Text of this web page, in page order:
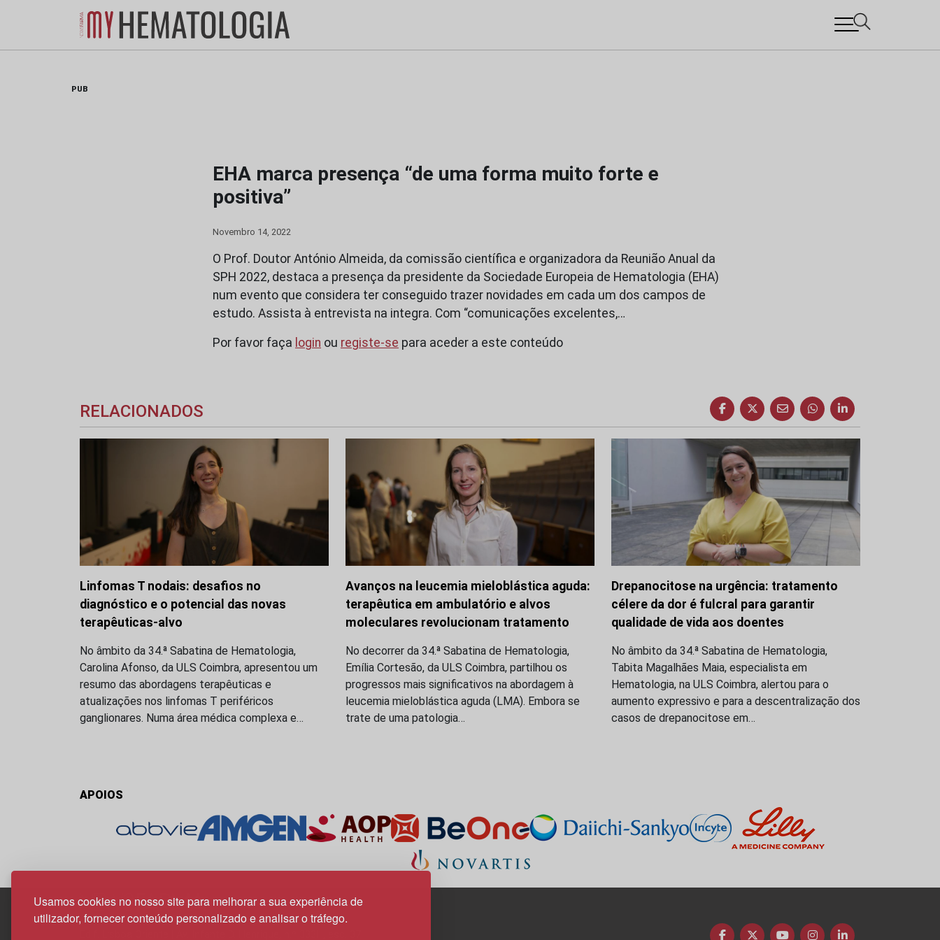
Usamos cookies no nosso site para melhorar a sua experiência de
utilizador, fornecer conteúdo personalizado e analisar o tráfego.
PUB
EHA marca presença “de uma forma muito forte e
positiva”
Novembro 14, 2022
O Prof. Doutor António Almeida, da comissão científica e organizadora da Reunião Anual da
SPH 2022, destaca a presença da presidente da Sociedade Europeia de Hematologia (EHA)
num evento que considera ter conseguido trazer novidades em cada um dos campos de
estudo. Assista à entrevista na integra. Com “comunicações excelentes,…
Por favor faça login ou registe-se para aceder a este conteúdo
RELACIONADOS
Linfomas T nodais: desafios no
diagnóstico e o potencial das novas
terapêuticas-alvo
No âmbito da 34.ª Sabatina de Hematologia,
Carolina Afonso, da ULS Coimbra, apresentou um
resumo das abordagens terapêuticas e
atualizações nos linfomas T periféricos
ganglionares. Numa área médica complexa e…
Avanços na leucemia mieloblástica aguda:
terapêutica em ambulatório e alvos
moleculares revolucionam tratamento
No decorrer da 34.ª Sabatina de Hematologia,
Emília Cortesão, da ULS Coimbra, partilhou os
progressos mais significativos na abordagem à
leucemia mieloblástica aguda (LMA). Embora se
trate de uma patologia…
Drepanocitose na urgência: tratamento
célere da dor é fulcral para garantir
qualidade de vida aos doentes
No âmbito da 34.ª Sabatina de Hematologia,
Tabita Magalhães Maia, especialista em
Hematologia, na ULS Coimbra, alertou para o
aumento expressivo e para a descentralização dos
casos de drepanocitose em…
APOIOS